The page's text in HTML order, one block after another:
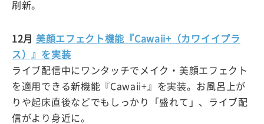
刷新。
12月 美顔エフェクト機能『Cawaii+（カワイイプラ
ス）』を実装
ライブ配信中にワンタッチでメイク・美顔エフェクト
を適用できる新機能『Cawaii+』を実装。お風呂上が
りや起床直後などでもしっかり「盛れて」、ライブ配
信がより身近に。